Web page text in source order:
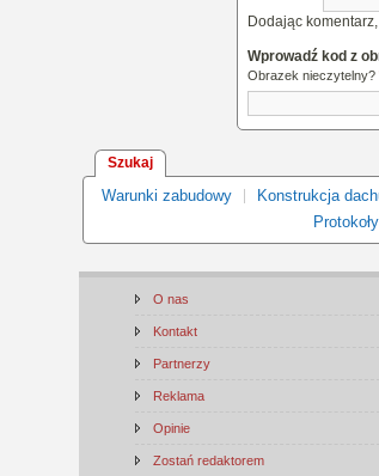
Dodając
Wprowadź kod z
Obrazek nieczytelny?
Szukaj
Warunki zabudowy Konstrukcja
O nas
Kontakt
Partnerzy
Reklama
Opinie
Zostań redaktorem